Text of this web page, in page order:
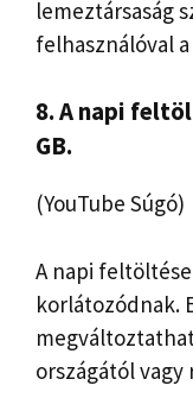
lemeztársaság
felhasználóval
8. A napi
GB.
(YouTube Súgó)
A napi
korlátozódnak.
országától